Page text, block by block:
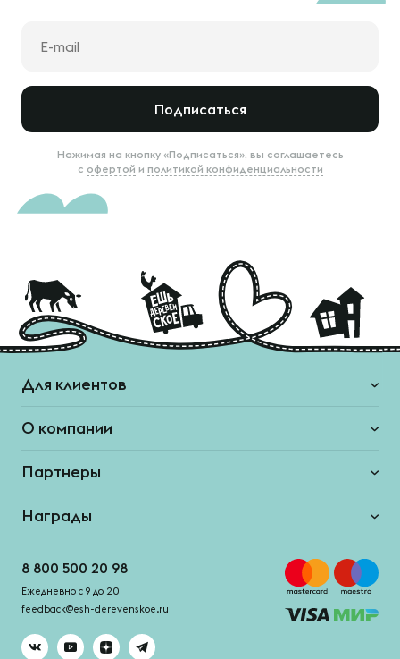
Подписаться
Нажимая на кнопку «Подписаться», вы соглашаетесь
с офертой и политикой конфиденциальности
Для клиентов
О компании
Партнеры
Награды
8 800 500 20 98
Ежедневно с 9 до 20
feedback@esh-derevenskoe.ru